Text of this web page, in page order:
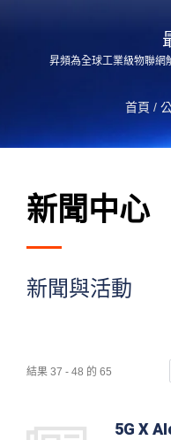
昇頻為全球工業級物聯網
首頁 /
新聞中心
新聞與活動
結果 37 - 48 的 65
5G X